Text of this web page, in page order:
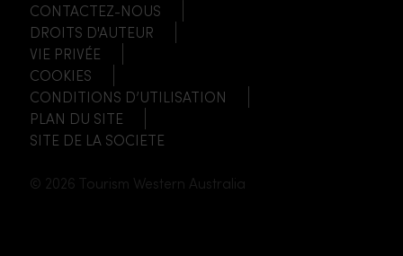
CONTACTEZ-NOUS
DROITS D'AUTEUR
VIE PRIVÉE
COOKIES
CONDITIONS D’UTILISATION
PLAN DU SITE
SITE DE LA SOCIETE
© 2026 Tourism Western Australia